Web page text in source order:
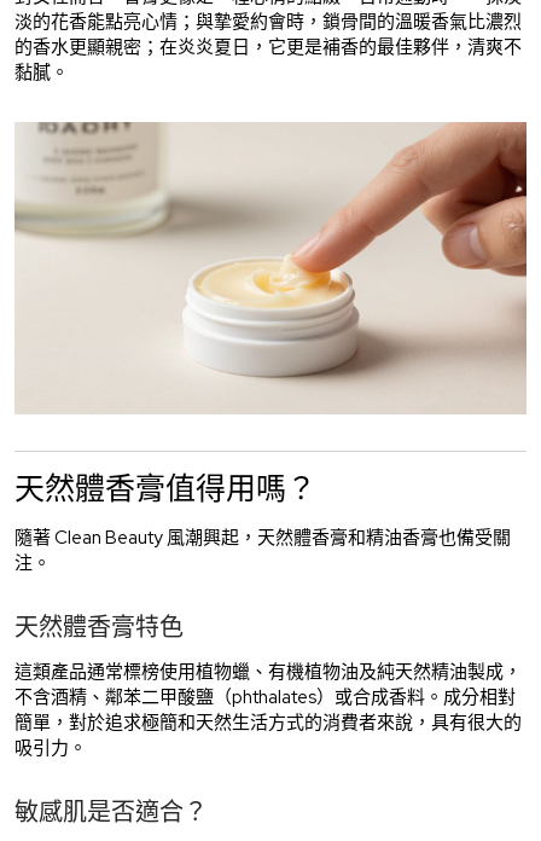
淡的花香能點亮心情；與摯愛約會時，鎖骨間的溫暖香氣比濃烈
的香水更顯親密；在炎炎夏日，它更是補香的最佳夥伴，清爽不
黏膩。
天然體香膏值得用嗎？
隨著 Clean Beauty 風潮興起，天然體香膏和精油香膏也備受關
注。
天然體香膏特色
這類產品通常標榜使用植物蠟、有機植物油及純天然精油製成，
不含酒精、鄰苯二甲酸鹽（phthalates）或合成香料。成分相對
簡單，對於追求極簡和天然生活方式的消費者來說，具有很大的
吸引力。
敏感肌是否適合？